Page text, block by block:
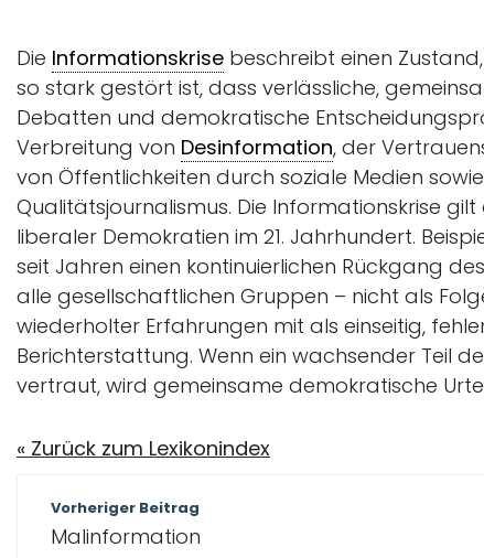
Die Informationskrise beschreibt einen
so stark gestört ist, dass verlässliche,
Debatten und demokratische
Verbreitung von Desinformation, der
von Öffentlichkeiten durch soziale Medien
Qualitätsjournalismus. Die Informationskrise
liberaler Demokratien im 21. Jahrhundert.
seit Jahren einen kontinuierlichen Rückgang
alle gesellschaftlichen Gruppen – nicht als
wiederholter Erfahrungen mit als einseitig,
Berichterstattung. Wenn ein wachsender Teil
vertraut, wird gemeinsame demokratische
« Zurück zum Lexikonindex
Beitragsnavigation
Vorheriger Beitrag
Malinformation